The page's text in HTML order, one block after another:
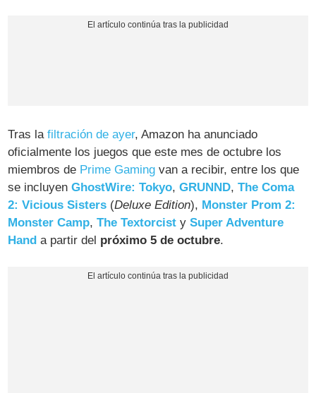
Tras lafiltración de ayer, Amazon ha anunciado
oficialmente los juegos que este mes de octubre los
miembros de Prime Gaming van a recibir, entre los que
se incluyenGhostWire: Tokyo,GRUNND,The Coma
2: Vicious Sisters (Deluxe Edition), Monster Prom 2:
Monster Camp,The Textorcist ySuper Adventure
Hand a partir del próximo 5 de octubre.